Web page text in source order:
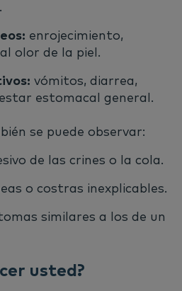
enrojecimiento,
olor de la piel.
vómitos, diarrea,
estomacal general.
se puede observar:
de las crines o la cola.
o costras inexplicables.
similares a los de un
usted?